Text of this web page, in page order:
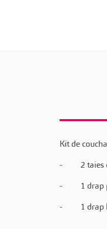
Kit de
- 2 taies
- 1 drap
- 1 drap